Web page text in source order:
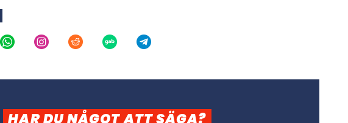
HAR DU NÅGOT ATT SÄGA?